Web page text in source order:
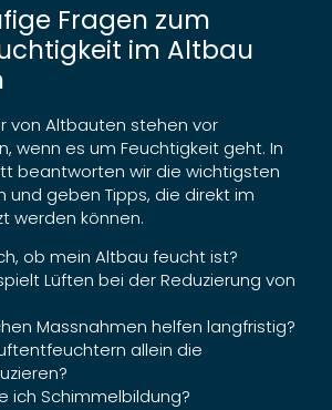
Fragen zum
im Altbau
von Altbauten stehen vor
wenn es um Feuchtigkeit geht. In
beantworten wir die wichtigsten
und geben Tipps, die direkt im
werden können.
ob mein Altbau feucht ist?
Lüften bei der Reduzierung von
Massnahmen helfen langfristig?
allein die
ich Schimmelbildung?